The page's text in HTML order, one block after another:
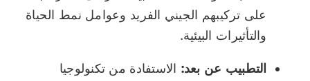
على تركيبهم الجيني الفريد وعوامل نمط الحياة
والتأثيرات البيئية.
التطبيب عن بعد: الاستفادة من تكنولوجيا